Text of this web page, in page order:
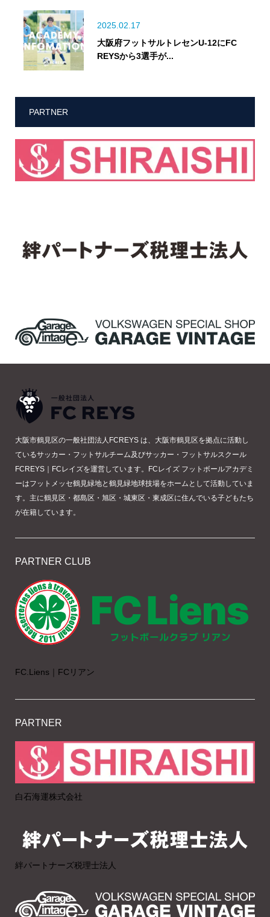
2025.02.17
大阪府フットサルトレセンU-12にFC
REYSから3選手が...
PARTNER
大阪市鶴見区の一般社団法人FCREYS は、大阪市鶴見区を拠点に活動し
ているサッカー・フットサルチーム及びサッカー・フットサルスクール
FCREYS｜FCレイズを運営しています。FCレイズ フットボールアカデミ
ーはフットメッセ鶴見緑地と鶴見緑地球技場をホームとして活動していま
す。主に鶴見区・都島区・旭区・城東区・東成区に住んでいる子どもたち
が在籍しています。
PARTNER CLUB
FC.Liens｜FCリアン
PARTNER
白石海運株式会社
絆パートナーズ税理士法人